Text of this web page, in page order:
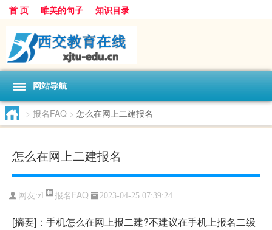
首 页 唯美的句子 知识目录
网站导航
> 报名FAQ > 怎么在网上二建报名
怎么在网上二建报名
网友:zl 报名FAQ 2023-04-25 07:39:24
[摘要]：手机怎么在网上报二建?不建议在手机上报名二级